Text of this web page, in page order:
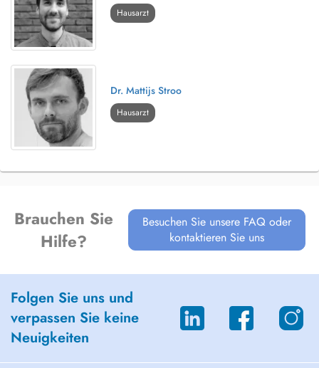
Hausarzt
Dr. Mattijs Stroo
Hausarzt
Brauchen Sie
Hilfe?
Besuchen Sie unsere FAQ oder
kontaktieren Sie uns
Folgen Sie uns und
verpassen Sie keine
Neuigkeiten